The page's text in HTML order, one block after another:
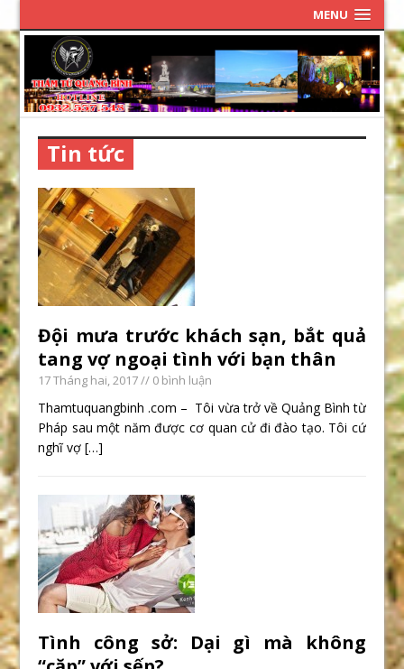
MENU
Tin tức
Đội mưa trước khách sạn, bắt quả
tang vợ ngoại tình với bạn thân
17 Tháng hai, 2017// 0 bình luận
Thamtuquangbinh .com – Tôi vừa trở về Quảng Bình từ
Pháp sau một năm được cơ quan cử đi đào tạo. Tôi cứ
nghĩ vợ[…]
Tình công sở: Dại gì mà không